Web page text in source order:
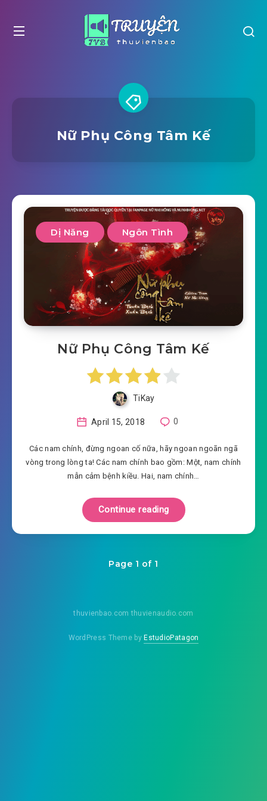
Nữ Phụ Công Tâm Kế
Dị Năng Ngôn Tình
Nữ Phụ Công Tâm Kế
TiKay
April 15, 2018 0
Các nam chính, đừng ngoan cố nữa, hãy ngoan ngoãn ngã
vòng trong lòng ta! Các nam chính bao gồm: Một, nam chính
mẫn cảm bệnh kiều. Hai, nam chính…
Continue reading
Page 1 of 1
thuvienbao.com thuvienaudio.com
WordPress Theme byEstudioPatagon